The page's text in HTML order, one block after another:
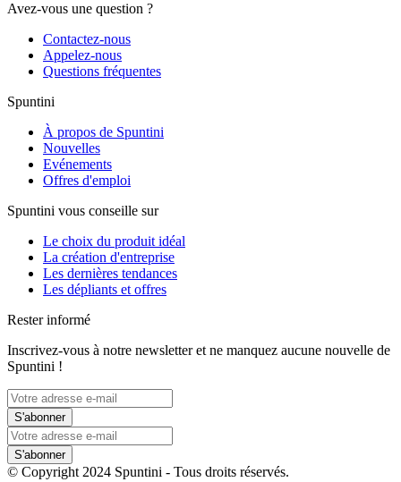
Avez-vous une question ?
Contactez-nous
Appelez-nous
Questions fréquentes
Spuntini
À propos de Spuntini
Nouvelles
Evénements
Offres d'emploi
Spuntini vous conseille sur
Le choix du produit idéal
La création d'entreprise
Les dernières tendances
Les dépliants et offres
Rester informé
Inscrivez-vous à notre newsletter et ne manquez aucune nouvelle de
Spuntini !
S'abonner
S'abonner
© Copyright 2024 Spuntini - Tous droits réservés.